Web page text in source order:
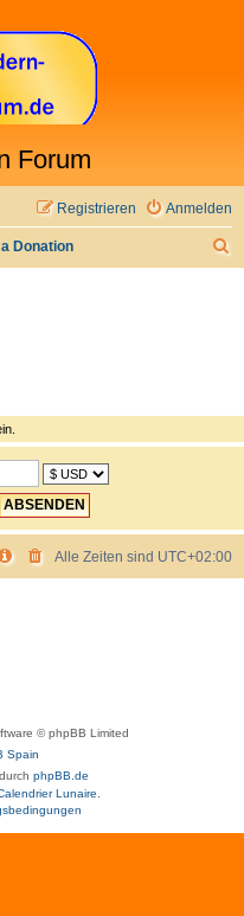
Forum
Anmelden
Registrieren
Donation
Alle Zeiten sind UTC+02:00
© phpBB Limited
Spain
phpBB.de
Lunaire.